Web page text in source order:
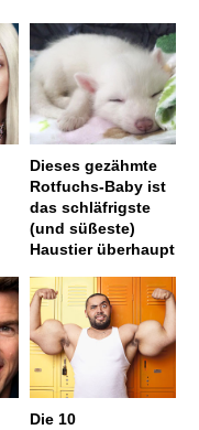
Dieses gezähmte
Rotfuchs-Baby ist
das schläfrigste
(und süßeste)
Haustier überhaupt
Die 10